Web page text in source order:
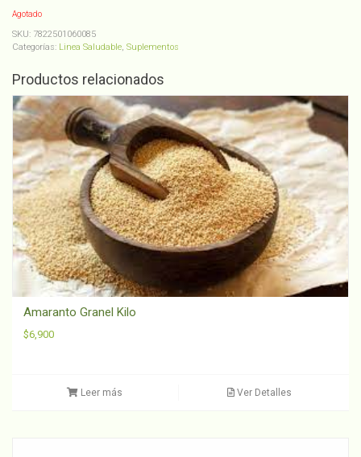
Agotado
SKU: 7822501060085
Categorías: Linea Saludable, Suplementos
Productos relacionados
Amaranto Granel Kilo
$6,900
Leer más Ver Detalles